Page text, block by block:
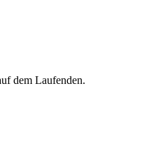
dem Laufenden.